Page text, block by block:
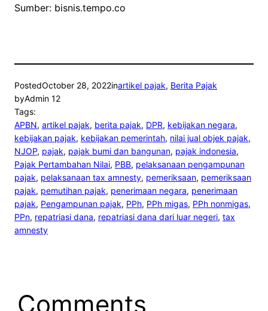
Sumber: bisnis.tempo.co
PostedOctober 28, 2022inartikel pajak, Berita Pajak
byAdmin 12
Tags:
APBN, artikel pajak, berita pajak, DPR, kebijakan negara
kebijakan pajak, kebijakan pemerintah, nilai jual objek pajak
NJOP, pajak, pajak bumi dan bangunan, pajak indonesia
Pajak Pertambahan Nilai, PBB, pelaksanaan pengampunan
pajak, pelaksanaan tax amnesty, pemeriksaan, pemeriksaan
pajak, pemutihan pajak, penerimaan negara, penerimaan
pajak, Pengampunan pajak, PPh, PPh migas, PPh nonmigas
PPn, repatriasi dana, repatriasi dana dari luar negeri, tax
amnesty
Comments